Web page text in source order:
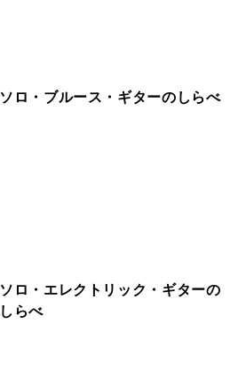
ソロ・ブルース・ギターのしらべ
ソロ・エレクトリック・ギターの
しらべ